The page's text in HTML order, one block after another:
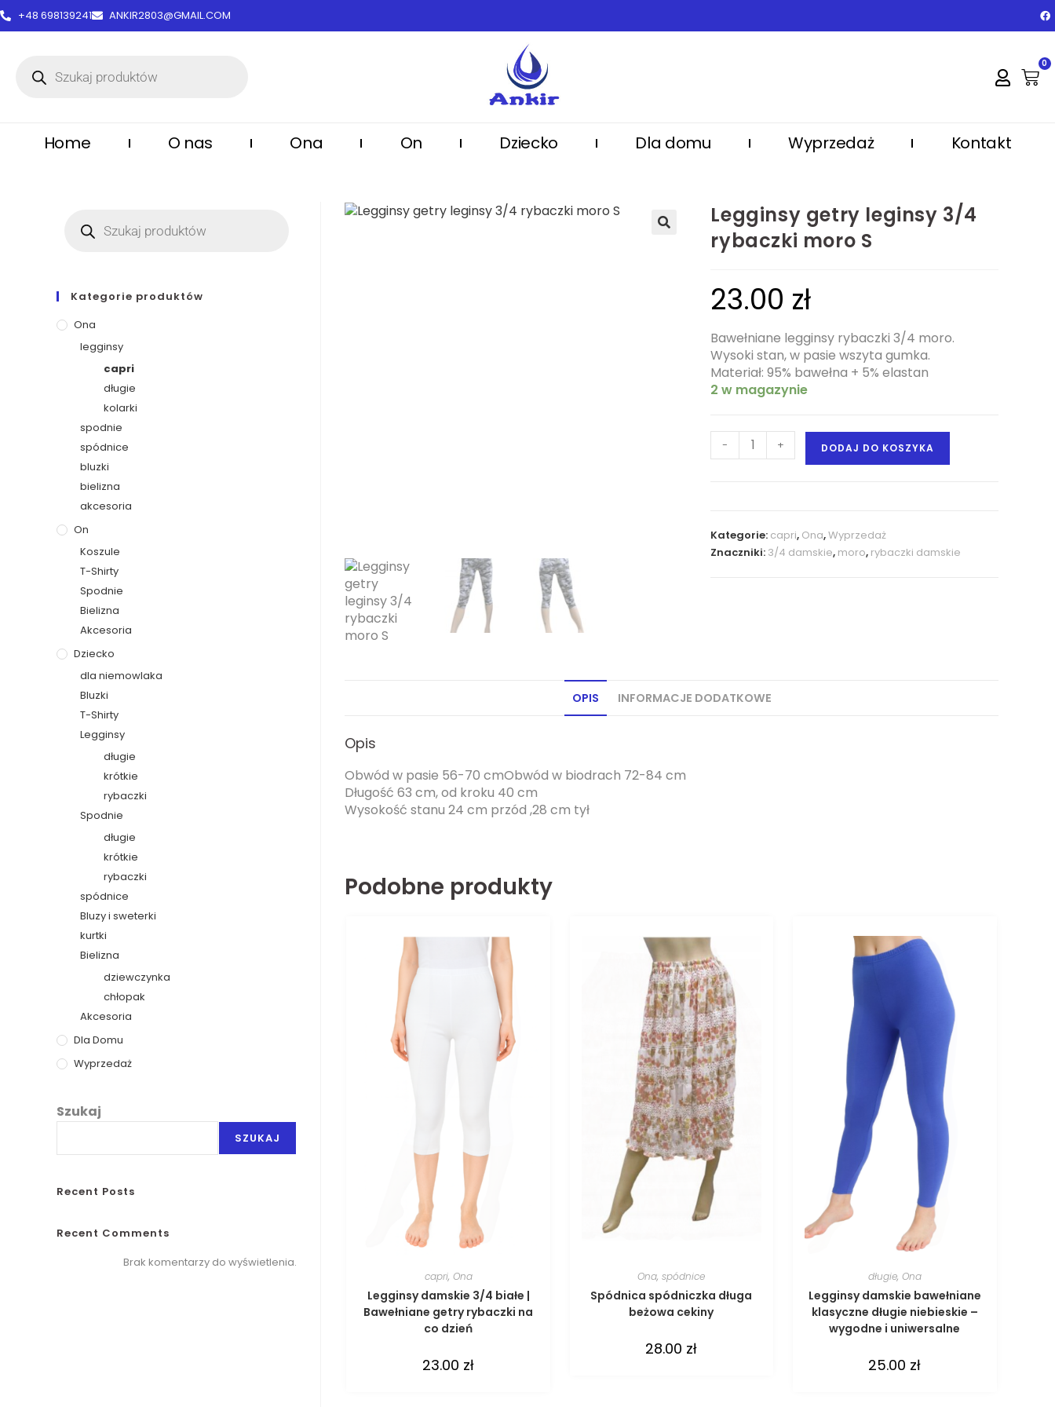
treści+48 698139241 ANKIR2803@GMAIL.COM
0
Home O nas Ona On Dziecko Dla domu Wyprzedaż Kontakt
Legginsy getry leginsy 3/4
rybaczki moro S
23.00 zł
Bawełniane legginsy rybaczki 3/4 moro.
Wysoki stan, w pasie wszyta gumka.
Materiał: 95% bawełna + 5% elastan
2 w magazynie
- + DODAJ DO KOSZYKA
Kategorie: capri, Ona,Wyprzedaż
Znaczniki: 3/4 damskie, moro, rybaczki damskie
OPIS INFORMACJE DODATKOWE
Opis
Obwód w pasie 56-70 cmObwód w biodrach 72-84 cm
Długość 63 cm, od kroku 40 cm
Wysokość stanu 24 cm przód ,28 cm tył
Podobne produkty
capri, Ona
Legginsy damskie 3/4 białe |
Bawełniane getry rybaczki na
co dzień
23.00 zł
Ona,spódnice
Spódnica spódniczka długa
beżowa cekiny
28.00 zł
długie, Ona
Legginsy damskie bawełniane
klasyczne długie niebieskie –
wygodne i uniwersalne
25.00 zł
Kategorie produktów
Ona
legginsy
capri
długie
kolarki
spodnie
spódnice
bluzki
bielizna
akcesoria
On
Koszule
T-Shirty
Spodnie
Bielizna
Akcesoria
Dziecko
dla niemowlaka
Bluzki
T-Shirty
Legginsy
długie
krótkie
rybaczki
Spodnie
długie
krótkie
rybaczki
spódnice
Bluzy i sweterki
kurtki
Bielizna
dziewczynka
chłopak
Akcesoria
Dla Domu
Wyprzedaż
Szukaj
SZUKAJ
Recent Posts
Recent Comments
Brak komentarzy do wyświetlenia.